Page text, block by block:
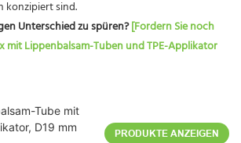
konzipiert sind.
Unterschied zu spüren?[Fordern Sie noch
mit Lippenbalsam-Tuben und TPE-Applikator
Tube mit
D19 mm
PRODUKTE ANZEIGEN